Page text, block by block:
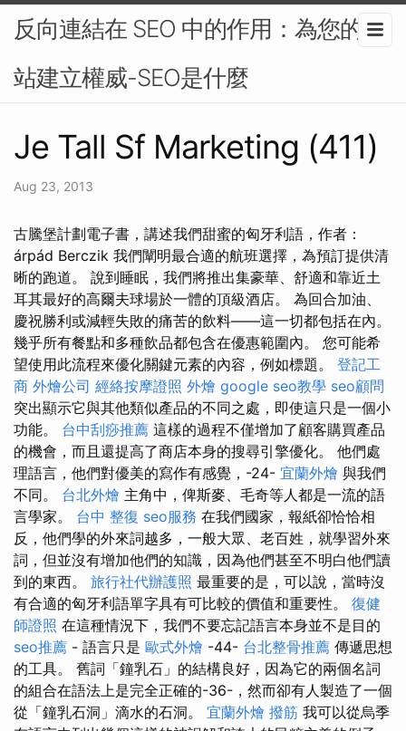
反向連結在 SEO 中的作用：為您的網
站建立權威-SEO是什麼
Je Tall Sf Marketing (411)
Aug 23, 2013
古騰堡計劃電子書，講述我們甜蜜的匈牙利語，作者：
árpád Berczik 我們闡明最合適的航班選擇，為預訂提供清
晰的跑道。 說到睡眠，我們將推出集豪華、舒適和靠近土
耳其最好的高爾夫球場於一體的頂級酒店。 為回合加油、
慶祝勝利或減輕失敗的痛苦的飲料——這一切都包括在內。
幾乎所有餐點和多種飲品都包含在優惠範圍內。 您可能希
望使用此流程來優化關鍵元素的內容，例如標題。 登記工
商 外燴公司 經絡按摩證照 外燴 google seo教學 seo顧問
突出顯示它與其他類似產品的不同之處，即使這只是一個小
功能。 台中刮痧推薦 這樣的過程不僅增加了顧客購買產品
的機會，而且還提高了商店本身的搜尋引擎優化。 他們處
理語言，他們對優美的寫作有感覺，-24- 宜蘭外燴 與我們
不同。 台北外燴 主角中，俾斯麥、毛奇等人都是一流的語
言學家。 台中 整復 seo服務 在我們國家，報紙卻恰恰相
反，他們學的外來詞越多，一般大眾、老百姓，就學習外來
詞，但並沒有增加他們的知識，因為他們甚至不明白他們讀
到的東西。 旅行社代辦護照 最重要的是，可以說，當時沒
有合適的匈牙利語單字具有可比較的價值和重要性。 復健
師證照 在這種情況下，我們不要忘記語言本身並不是目的
seo推薦 - 語言只是 歐式外燴 -44- 台北整骨推薦 傳遞思想
的工具。 舊詞「鐘乳石」的結構良好，因為它的兩個名詞
的組合在語法上是完全正確的-36-，然而卻有人製造了一個
從「鐘乳石洞」滴水的石洞。 宜蘭外燴 撥筋 我可以從烏季